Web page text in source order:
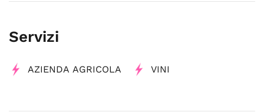
Servizi
AZIENDA AGRICOLA VINI